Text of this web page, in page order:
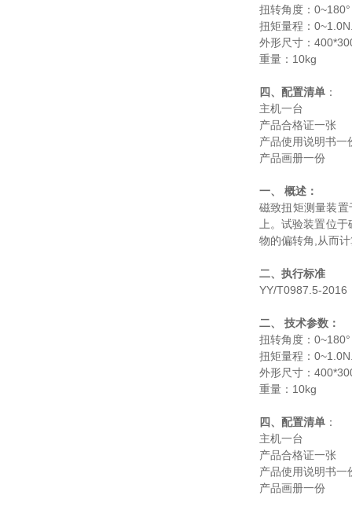
扭转角度：
扭矩量程：
外形尺寸：
重量：10kg
四、配置清单 ：
主机一台
产品合格证一张
产品使用说明书一
产品画册一份
一、 概述：
磁致扭矩测量装
上。试验装置位
物的偏转角,从而
二、执行标准
YY/T0987.5-2016
二、 技术参数：
扭转角度：
扭矩量程：
外形尺寸：
重量：10kg
四、配置清单 ：
主机一台
产品合格证一张
产品使用说明书一
产品画册一份